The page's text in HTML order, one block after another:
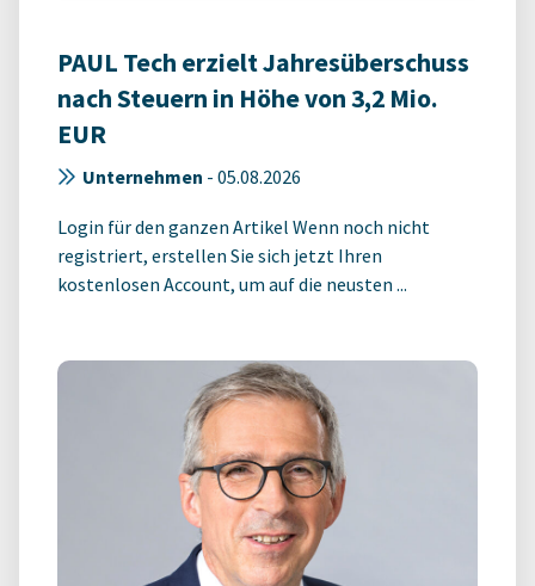
PAUL Tech erzielt Jahresüberschuss
nach Steuern in Höhe von 3,2 Mio.
EUR
Unternehmen - 05.08.2026
Login für den ganzen Artikel Wenn noch nicht
registriert, erstellen Sie sich jetzt Ihren
kostenlosen Account, um auf die neusten ...